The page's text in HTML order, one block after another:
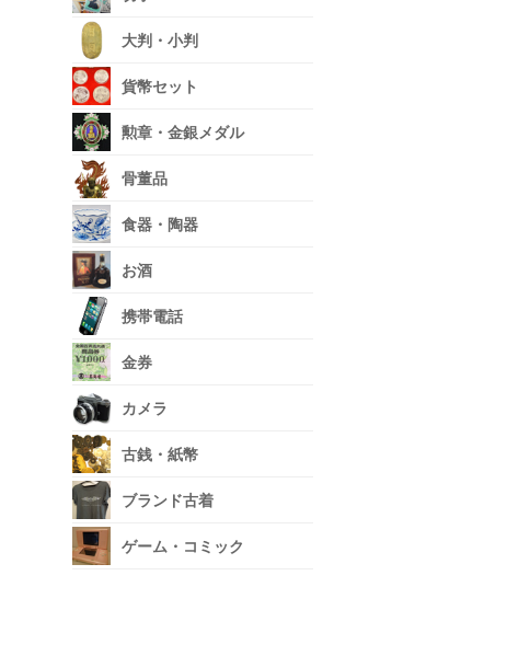
大判・小判
貨幣セット
勲章・金銀メダル
骨董品
食器・陶器
お酒
携帯電話
金券
カメラ
古銭・紙幣
ブランド古着
ゲーム・コミック